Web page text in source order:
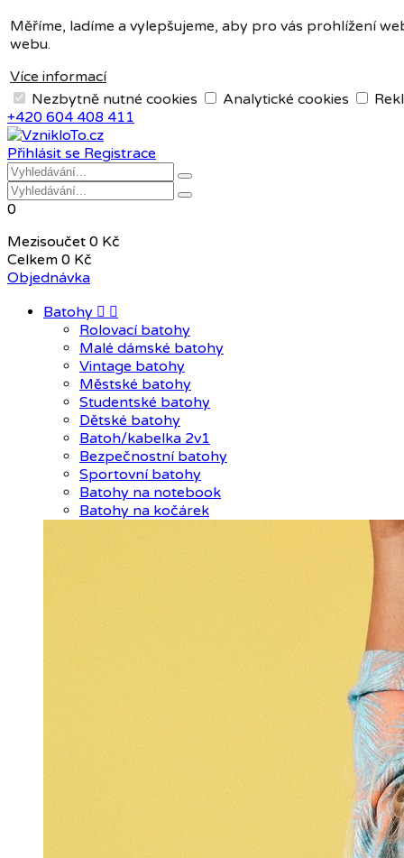
Měříme, ladíme a vylepšujeme, aby pro vás prohlížení
webu.
Více informací
Nezbytně nutné cookies
Analytické cookies
Měna:
CZK
CZK
EUR
+420 604 408 411
Přihlásit se Registrace
0
Mezisoučet 0 Kč
Celkem 0 Kč
Objednávka
Batohy  
Rolovací batohy
Malé dámské batohy
Vintage batohy
Městské batohy
Studentské batohy
Dětské batohy
Batoh/kabelka 2v1
Bezpečnostní batohy
Sportovní batohy
Batohy na notebook
Batohy na kočárek